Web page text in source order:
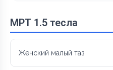
МРТ 1.5 тесла
Женский малый таз